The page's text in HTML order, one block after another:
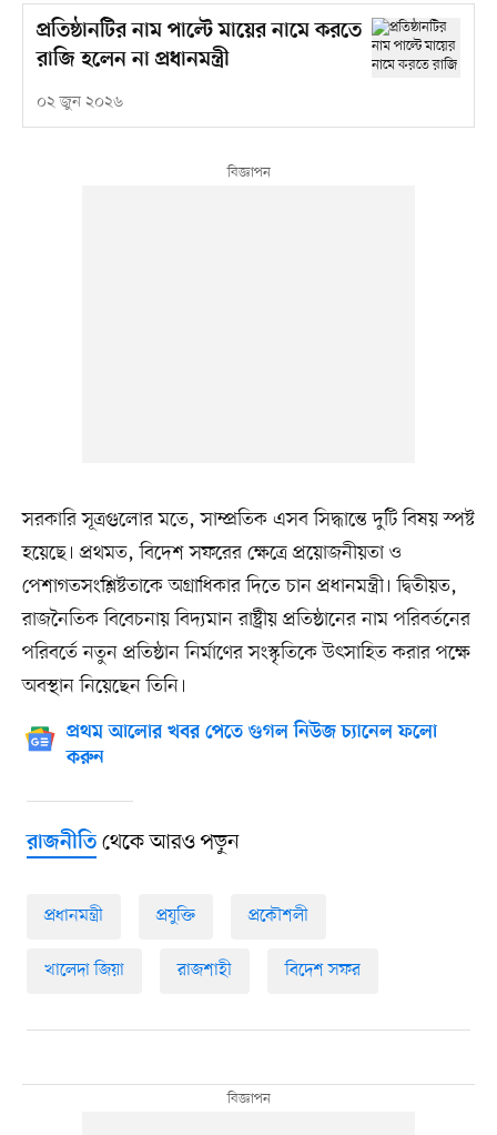
প্রতিষ্ঠানটির নাম পাল্টে মায়ের নামে করতে
রাজি হলেন না প্রধানমন্ত্রী
০২ জুন ২০২৬
সরকারি সূত্রগুলোর মতে, সাম্প্রতিক এসব সিদ্ধান্তে দুটি বিষয় স্পষ্ট
হয়েছে। প্রথমত, বিদেশ সফরের ক্ষেত্রে প্রয়োজনীয়তা ও
পেশাগতসংশ্লিষ্টতাকে অগ্রাধিকার দিতে চান প্রধানমন্ত্রী। দ্বিতীয়ত,
রাজনৈতিক বিবেচনায় বিদ্যমান রাষ্ট্রীয় প্রতিষ্ঠানের নাম পরিবর্তনের
পরিবর্তে নতুন প্রতিষ্ঠান নির্মাণের সংস্কৃতিকে উৎসাহিত করার পক্ষে
অবস্থান নিয়েছেন তিনি।
প্রথম আলোর খবর পেতে গুগল নিউজ চ্যানেল ফলো
করুন
রাজনীতিথেকে আরও পড়ুন
প্রধানমন্ত্রী প্রযুক্তি প্রকৌশলী
খালেদা জিয়া রাজশাহী বিদেশ সফর